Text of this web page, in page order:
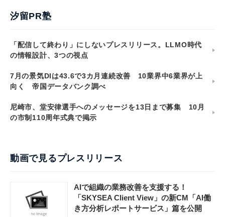
汐留PR塾
「配信して終わり」にしないプレスリリース。LLMO時代
の情報設計、3つの視点
7月の景気DIは43.6で3カ月連続改善 10業界中6業界が上
向く 帝国データバンク調べ
尼崎市、堂安律選手へのメッセージを13日まで募集 10月
の市制110周年式典で掲示
動画で見るプレスリリース
AIで組織の業務改善を支援する！
「SKYSEA Client View」の新CM「AI働
き方分析レポートサービス」篇を公開